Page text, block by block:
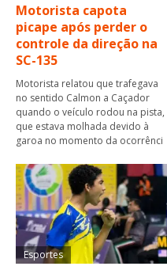
Motorista capota
picape após perder o
controle da direção na
SC-135
Motorista relatou que trafegava
no sentido Calmon a Caçador
quando o veículo rodou na pista,
que estava molhada devido à
garoa no momento da ocorrênci
Esportes